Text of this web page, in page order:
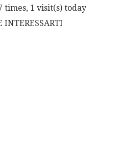
times, 1 visit(s) today
INTERESSARTI